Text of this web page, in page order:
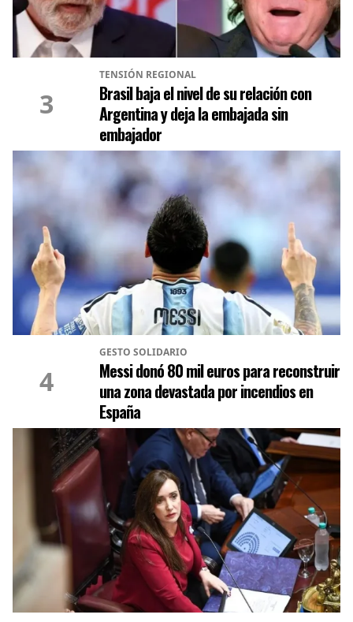
3
TENSIÓN REGIONAL
Brasil baja el nivel de su relación con
Argentina y deja la embajada sin
embajador
4
GESTO SOLIDARIO
Messi donó 80 mil euros para reconstruir
una zona devastada por incendios en
España